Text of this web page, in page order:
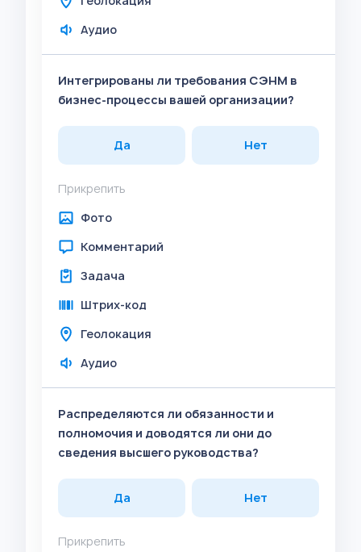
Аудио
Интегрированы ли требования СЭНМ в
бизнес-процессы вашей организации?
Да Нет
Прикрепить
Фото
Комментарий
Задача
Штрих-код
Геолокация
Аудио
Распределяются ли обязанности и
полномочия и доводятся ли они до
сведения высшего руководства?
Да Нет
Прикрепить